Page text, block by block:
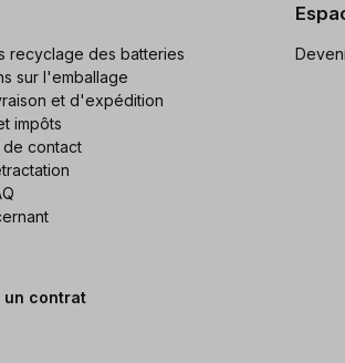
recyclage des batteries
sur l'emballage
et d'expédition
impôts
de contact
un contrat